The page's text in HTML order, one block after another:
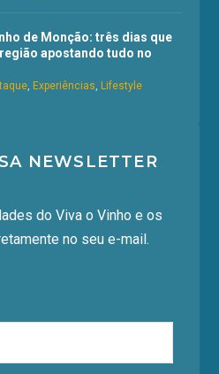
de Monção: três dias que
apostando tudo no
,Experiências ,Lifestyle
NEWSLETTER
do Viva o Vinho e os
no seu e-mail.